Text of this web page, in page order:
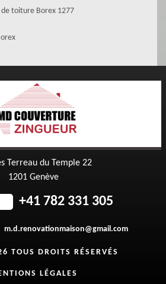
toiture Borex 1277
Terreau du Temple 22
1201 Genève
+41 782 331 305
m.d.renovationmaison@gmail.com
TOUS DROITS RÉSERVÉS
LÉGALES